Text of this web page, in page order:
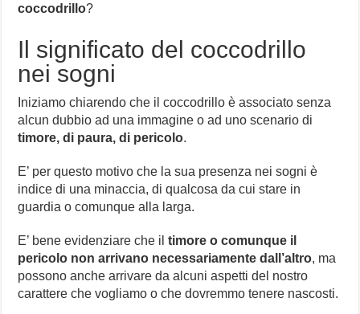
coccodrillo?
Il significato del coccodrillo
nei sogni
Iniziamo chiarendo che il coccodrillo è associato senza
alcun dubbio ad una immagine o ad uno scenario di
timore, di paura, di pericolo.
E’ per questo motivo che la sua presenza nei sogni è
indice di una minaccia, di qualcosa da cui stare in
guardia o comunque alla larga.
E’ bene evidenziare che iltimore o comunque il
pericolo non arrivano necessariamente dall’altro, ma
possono anche arrivare da alcuni aspetti del nostro
carattere che vogliamo o che dovremmo tenere nascosti.